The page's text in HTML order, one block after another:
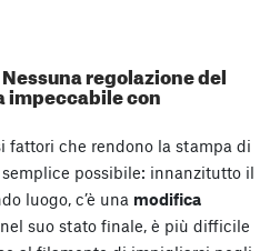
regolazione del
impeccabile con
fattori che rendono la stampa di
possibile: innanzitutto il
luogo, c’è una modifica
suo stato finale, è più difficile